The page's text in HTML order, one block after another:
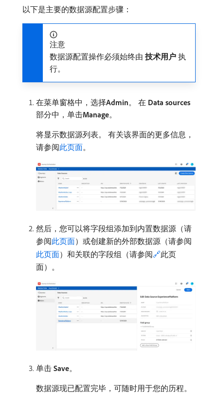
以下是主要的数据源配置步骤：
注意
数据源配置操作必须始终由​ 技术用户 ​执
行。
在菜单窗格中，选择​Admin。 在​ Data sources
部分中，单击​Manage。
将显示数据源列表。 有关该界面的更多信息，
请参阅此页面。
然后，您可以将字段组添加到内置数据源（请
参阅此页面）或创建新的外部数据源（请参阅
此页面）和关联的字段组（请参阅🔗此页
面）。
单击 Save。
数据源现已配置完毕，可随时用于您的历程。